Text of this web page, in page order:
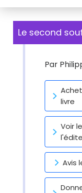
Le second
Par
livre
Voir
Avis